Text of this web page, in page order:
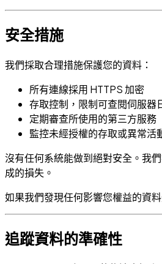
安全措施
我們採取合理措施保護您的資料：
所有連線採用 HTTPS 加密
存取控制，限制可查閱伺服器
定期審查所使用的第三方服務
監控未經授權的存取或異常活
沒有任何系統能做到絕對安全。我
成的損失。
如果我們發現任何影響您權益的資
追蹤資料的準確性